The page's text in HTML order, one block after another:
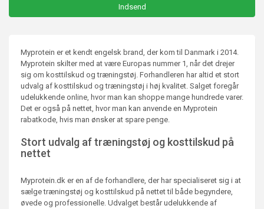
Myprotein er et kendt engelsk brand, der kom til Danmark i 2014.
Myprotein skilter med at være Europas nummer 1, når det drejer
sig om kosttilskud og træningstøj. Forhandleren har altid et stort
udvalg af kosttilskud og træningstøj i høj kvalitet. Salget foregår
udelukkende online, hvor man kan shoppe mange hundrede varer.
Det er også på nettet, hvor man kan anvende en Myprotein
rabatkode, hvis man ønsker at spare penge.
Stort udvalg af træningstøj og kosttilskud på
nettet
Myprotein.dk er en af de forhandlere, der har specialiseret sig i at
sælge træningstøj og kosttilskud på nettet til både begyndere,
øvede og professionelle. Udvalget består udelukkende af